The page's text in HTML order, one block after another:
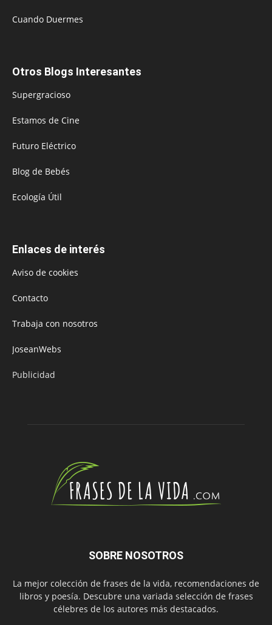
Cuando Duermes
Otros Blogs Interesantes
Supergracioso
Estamos de Cine
Futuro Eléctrico
Blog de Bebés
Ecología Útil
Enlaces de interés
Aviso de cookies
Contacto
Trabaja con nosotros
JoseanWebs
Publicidad
SOBRE NOSOTROS
La mejor colección de frases de la vida, recomendaciones de
libros y poesía. Descubre una variada selección de frases
célebres de los autores más destacados.